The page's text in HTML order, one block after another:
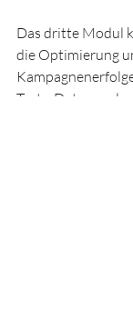
Das dritte Modul
die Optimierung
Tests,